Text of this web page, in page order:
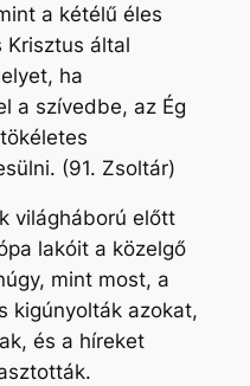
a kétélű éles
Krisztus által
ha
a szívedbe, az Ég
(91. Zsoltár)
világháború előtt
lakóit a közelgő
mint most, a
kigúnyolták azokat,
és a híreket